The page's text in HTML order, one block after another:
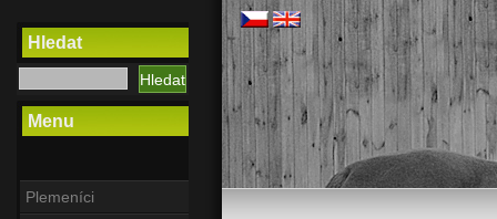
Hledat
Menu
Plemeníci